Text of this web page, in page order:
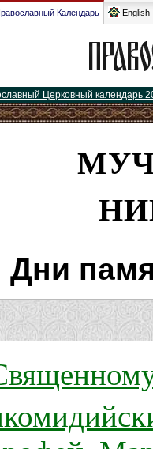
Календарь English
Церковный календарь
Дни